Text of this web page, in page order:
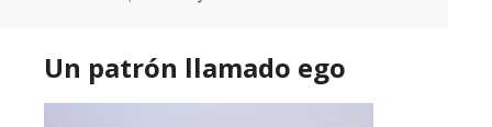
Un patrón llamado ego